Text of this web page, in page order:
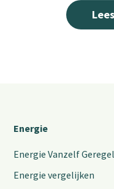
Energie
Energie Vanzelf
Energie vergelijken